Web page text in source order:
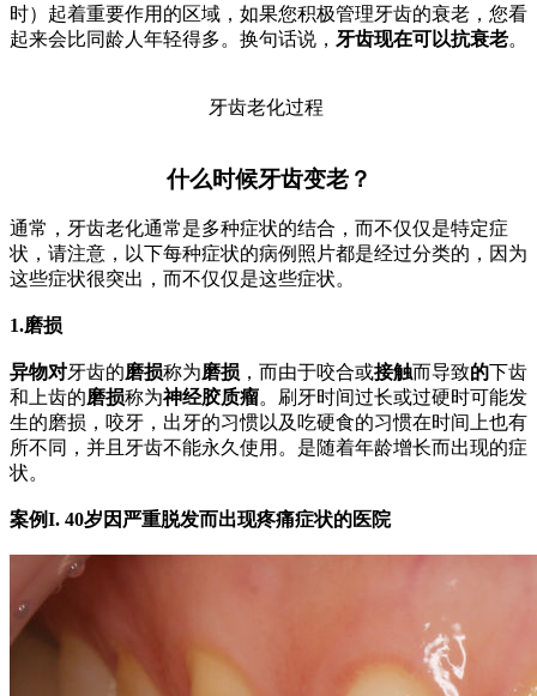
时）起着重要作用的区域，如果您积极管理牙齿的衰老，您看
起来会比同龄人年轻得多。 换句话说， 牙齿现在可以抗衰老。
牙齿老化过程
什么时候牙齿变老？
通常，牙齿老化通常是多种症状的结合，而不仅仅是特定症
状，请注意，以下每种症状的病例照片都是经过分类的，因为
这些症状很突出，而不仅仅是这些症状。
1.磨损
异物对牙齿的磨损称为磨损 ，而由于咬合或接触而导致的下齿
和上齿的磨损称为神经胶质瘤。 刷牙时间过长或过硬时可能发
生的磨损，咬牙，出牙的习惯以及吃硬食的习惯在时间上也有
所不同，并且牙齿不能永久使用。是随着年龄增长而出现的症
状。
案例I. 40岁因严重脱发而出现疼痛症状的医院